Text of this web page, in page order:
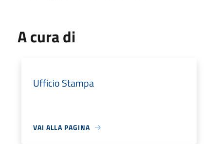
A cura di
Ufficio Stampa
VAI ALLA PAGINA